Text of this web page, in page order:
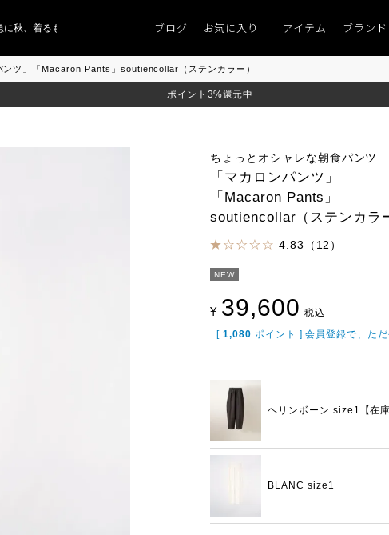
、着るものがない」 「キレイなニット」 ポイント9％「マンスリーポイントキャン
ブログ お気に入り アイテム ブランド
ンツ」「Macaron Pants」soutiencollar（ステンカラー）
ポイント3%還元中
ちょっとオシャレな朝食パンツ
「マカロンパンツ」
「Macaron Pants」
soutiencollar（ステンカラ
4.83（12）
NEW
¥ 39,600 税込
[ 1,080 ポイント ] 会員登録で、た
ヘリンボーン size1【在庫
BLANC size1